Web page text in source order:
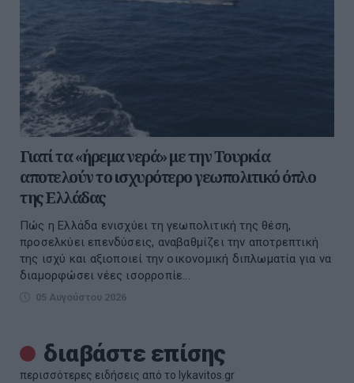
Γιατί τα «ήρεμα νερά» με την Τουρκία
αποτελούν το ισχυρότερο γεωπολιτικό όπλο
της Ελλάδας
Πώς η Ελλάδα ενισχύει τη γεωπολιτική της θέση,
προσελκύει επενδύσεις, αναβαθμίζει την αποτρεπτική
της ισχύ και αξιοποιεί την οικονομική διπλωματία για να
διαμορφώσει νέες ισορροπίε...
05 Αυγούστου 2026
διαβάστε επίσης
περισσότερες ειδήσεις από το lykavitos.gr